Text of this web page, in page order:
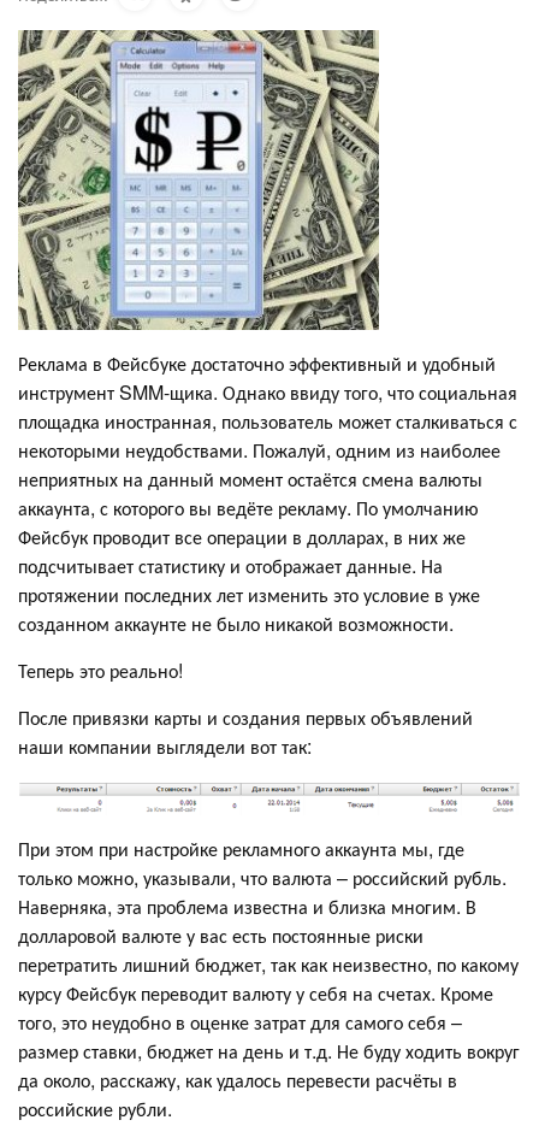
Реклама в Фейсбуке достаточно эффективный и удобный
инструмент SMM-щика. Однако ввиду того, что социальная
площадка иностранная, пользователь может сталкиваться с
некоторыми неудобствами. Пожалуй, одним из наиболее
неприятных на данный момент остаётся смена валюты
аккаунта, с которого вы ведёте рекламу. По умолчанию
Фейсбук проводит все операции в долларах, в них же
подсчитывает статистику и отображает данные. На
протяжении последних лет изменить это условие в уже
созданном аккаунте не было никакой возможности.
Теперь это реально!
После привязки карты и создания первых объявлений
наши компании выглядели вот так:
При этом при настройке рекламного аккаунта мы, где
только можно, указывали, что валюта – российский рубль.
Наверняка, эта проблема известна и близка многим. В
долларовой валюте у вас есть постоянные риски
перетратить лишний бюджет, так как неизвестно, по какому
курсу Фейсбук переводит валюту у себя на счетах. Кроме
того, это неудобно в оценке затрат для самого себя –
размер ставки, бюджет на день и т.д. Не буду ходить вокруг
да около, расскажу, как удалось перевести расчёты в
российские рубли.